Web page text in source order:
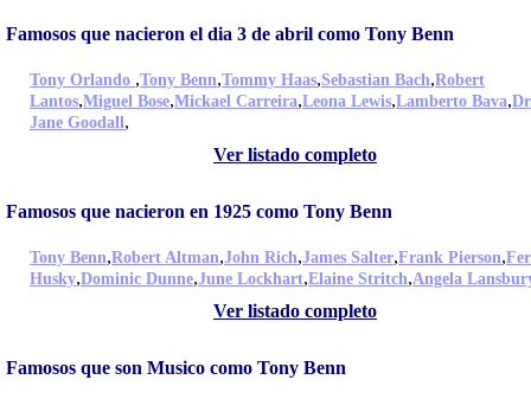
Famosos que nacieron el dia 3 de abril como Tony Benn
Tony Orlando ,Tony Benn,Tommy Haas,Sebastian Bach,Robert
Lantos,Miguel Bose,Mickael Carreira,Leona Lewis,Lamberto Bava,
Jane Goodall,
Ver listado completo
Famosos que nacieron en 1925 como Tony Benn
Tony Benn,Robert Altman,John Rich,James Salter,Frank Pierson,
Husky,Dominic Dunne,June Lockhart,Elaine Stritch,Angela
Ver listado completo
Famosos que son Musico como Tony Benn